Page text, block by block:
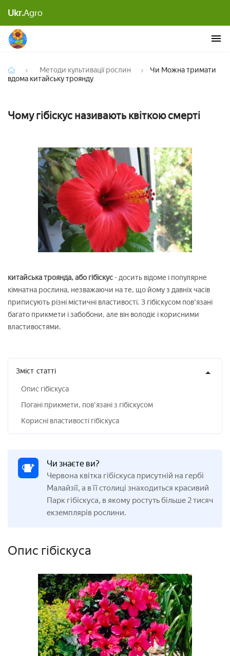
Ukr.AgroЧи Можна тримати вдома китайську троянду
Методи культивації рослин
Чи Можна тримати
вдома китайську троянду
Чому гібіскус називають квіткою смерті
китайська троянда, або гібіскус - досить відоме і популярне
кімнатна рослина, незважаючи на те, що йому з давніх часів
приписують різні містичні властивості. З гібіскусом пов'язані
багато прикмети і забобони, але він володіє і корисними
властивостями.
Зміст статті
Опис гібіскуса
Погані прикмети, пов'язані з гібіскусом
Корисні властивості гібіскуса
Чи знаєте ви?
Червона квітка гібіскуса присутній на гербі
Малайзії, а в її столиці знаходиться красивий
Парк гібіскуса, в якому ростуть більше 2 тисяч
екземплярів рослини.
Опис гібіскуса